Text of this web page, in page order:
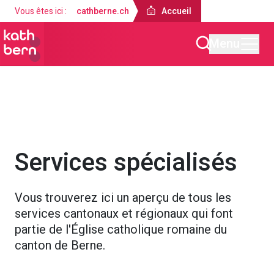
Vous êtes ici : cathberne.ch Accueil
Services spécialisés
Vous trouverez ici un aperçu de tous les
services cantonaux et régionaux qui font
partie de l'Église catholique romaine du
canton de Berne.